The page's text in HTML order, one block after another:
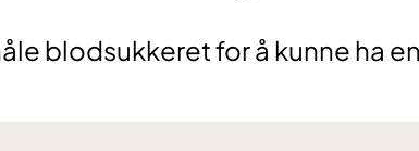
blodsukkeret for å kunne ha